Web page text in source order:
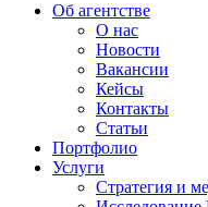
Об агентстве
О нас
Новости
Вакансии
Кейсы
Контакты
Статьи
Портфолио
Услуги
Стратегия и